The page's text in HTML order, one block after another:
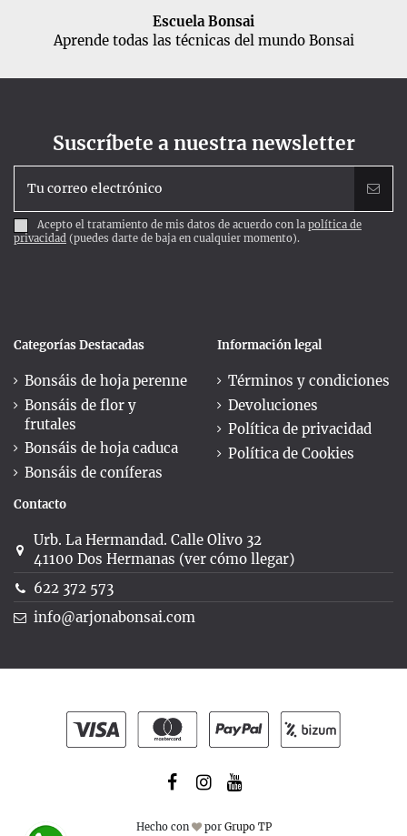
Escuela Bonsai
Aprende todas las técnicas del mundo Bonsai
Suscríbete a nuestra newsletter
Acepto el tratamiento de mis datos de acuerdo con la política de
privacidad (puedes darte de baja en cualquier momento).
Categorías Destacadas
Bonsáis de hoja perenne
Bonsáis de flor y
frutales
Bonsáis de hoja caduca
Bonsáis de coníferas
Información legal
Términos y condiciones
Devoluciones
Política de privacidad
Política de Cookies
Contacto
Urb. La Hermandad. Calle Olivo 32
41100 Dos Hermanas (ver cómo llegar)
622 372 573
info@arjonabonsai.com
Hecho con por Grupo TP